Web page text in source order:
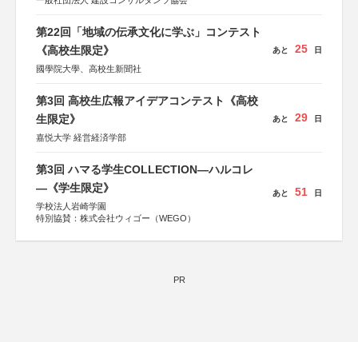
第22回「地域の伝承文化に学ぶ」コンテスト
《高校生限定》
國學院大學、高校生新聞社
あと 25 日
第3回 高校生広報アイデアコンテスト《高校
生限定》
嘉悦大学 経営経済学部
あと 29 日
第3回 ハマる学生COLLECTION―ハルコレ
―《学生限定》
学校法人岩崎学園
特別協賛：株式会社ウィゴー（WEGO）
あと 51 日
PR